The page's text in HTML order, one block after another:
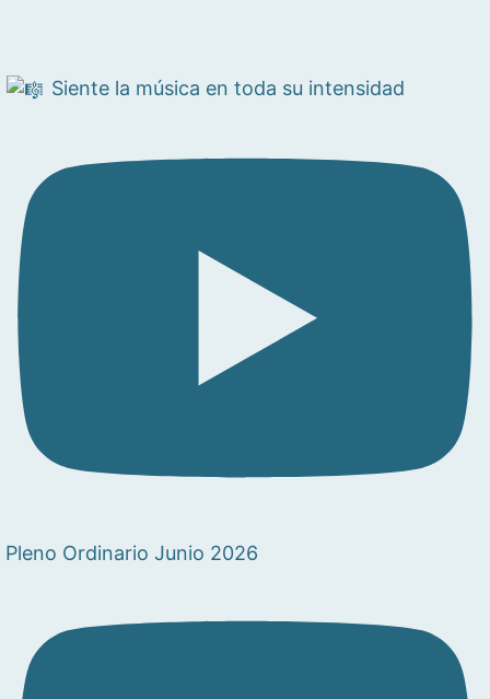
Siente la música en toda su intensidad
Pleno Ordinario Junio 2026